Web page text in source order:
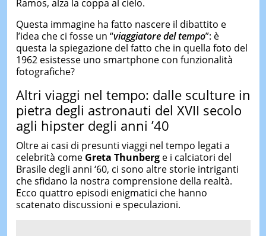
Ramos, alza la coppa al cielo.
Questa immagine ha fatto nascere il dibattito e
l’idea che ci fosse un “viaggiatore del tempo”: è
questa la spiegazione del fatto che in quella foto del
1962 esistesse uno smartphone con funzionalità
fotografiche?
Altri viaggi nel tempo: dalle sculture in
pietra degli astronauti del XVII secolo
agli hipster degli anni ’40
Oltre ai casi di presunti viaggi nel tempo legati a
celebrità come Greta Thunberg e i calciatori del
Brasile degli anni ‘60, ci sono altre storie intriganti
che sfidano la nostra comprensione della realtà.
Ecco quattro episodi enigmatici che hanno
scatenato discussioni e speculazioni.